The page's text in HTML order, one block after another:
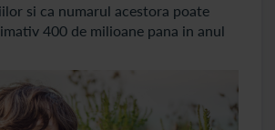
si ca numarul acestora poate
400 de milioane pana in anul